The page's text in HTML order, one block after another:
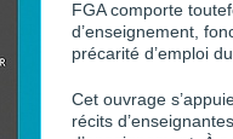
FGA comporte
d’enseignement,
précarité d’emploi
Cet ouvrage
récits